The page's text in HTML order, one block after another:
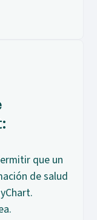
que un
de salud